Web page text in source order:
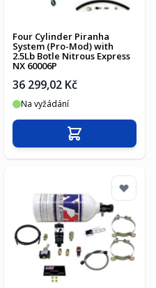
Four Cylinder Piranha
System (Pro-Mod) with
2.5Lb Botle Nitrous Express
NX 60006P
36 299,02 Kč
Na vyžádání
Přidat do košíku